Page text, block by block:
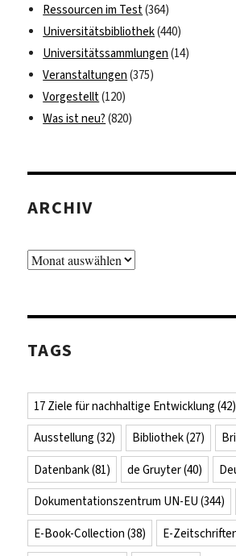
Ressourcen im Test(364)
Universitätsbibliothek(440)
Universitätssammlungen (14)
Veranstaltungen (375)
Vorgestellt(120)
Was ist neu? (820)
ARCHIV
Archiv
TAGS
17 Ziele für nachhaltige Entwicklung (42)
Ausstellung (32) Bibliothek(27)
Datenbank(81) de Gruyter(40)
Dokumentationszentrum UN-EU (344)
E-Book-Collection (38) E-